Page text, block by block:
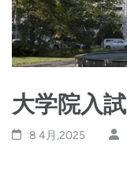
大学院入試
8 4月,2025